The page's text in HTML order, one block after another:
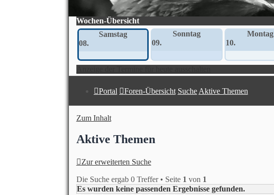
Wochen-Übersicht
Samstag
08.
Sonntag
09.
Montag
10.
Portal Foren-Übersicht SucheAktive Themen
Zum Inhalt
Aktive Themen
Zur erweiterten Suche
Die Suche ergab 0 Treffer • Seite 1 von 1
Es wurden keine passenden Ergebnisse gefunden.